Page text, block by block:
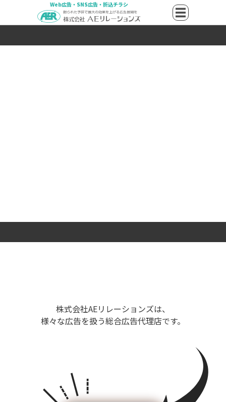
Web広告・SNS広告・折込チラシ
株式会社AEリレーションズは、
様々な広告を扱う総合広告代理店です。